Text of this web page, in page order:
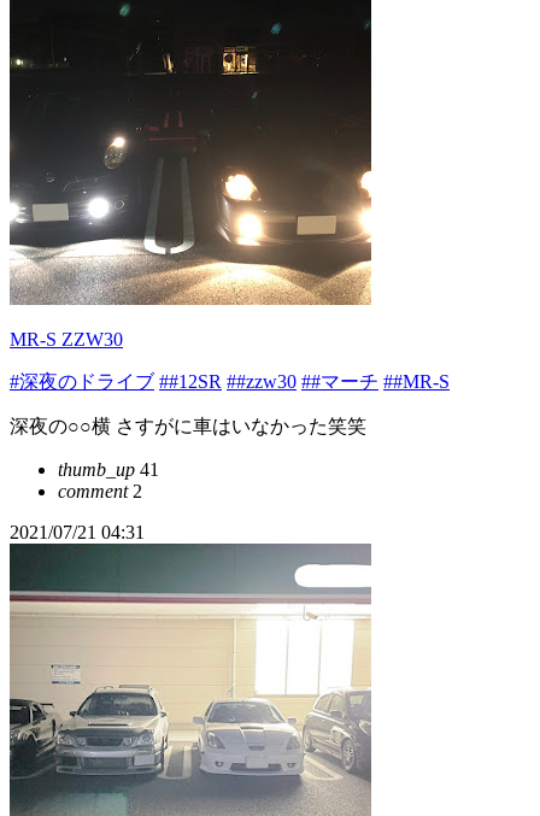
MR-S ZZW30
#深夜のドライブ ##12SR ##zzw30 ##マーチ ##MR-S
深夜の○○横 さすがに車はいなかった笑笑
thumb_up 41
comment2
2021/07/21 04:31